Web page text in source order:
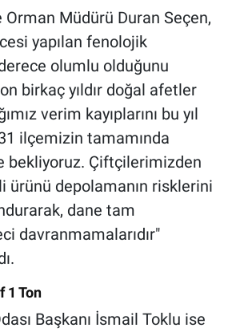
Orman Müdürü Duran Seçen,
yapılan fenolojik
olumlu olduğunu
birkaç yıldır doğal afetler
verim kayıplarını bu yıl
ilçemizin tamamında
bekliyoruz. Çiftçilerimizden
ürünü depolamanın risklerini
dane tam
davranmamalarıdır"
1 Ton
Başkanı İsmail Toklu ise